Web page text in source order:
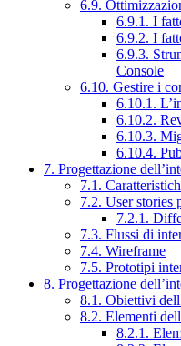
6.9.
6.9.1. I
6.9.2. I
6.9.3.
Console
6.10. Gestire i
6.10.1.
6.10.2.
6.10.3.
6.10.4.
7. Progettazione
7.1.
7.2. User stories
7.2.1.
7.3. Flussi di
7.4. Wireframe
7.5. Prototipi
8. Progettazione
8.1. Obiettivi
8.2. Elementi
8.2.1.